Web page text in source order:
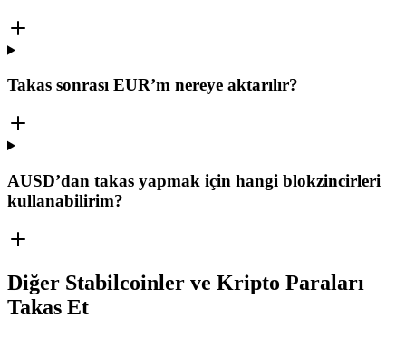
Takas sonrası EUR’m nereye aktarılır?
AUSD’dan takas yapmak için hangi blokzincirleri
kullanabilirim?
Diğer Stabilcoinler ve Kripto Paraları
Takas Et